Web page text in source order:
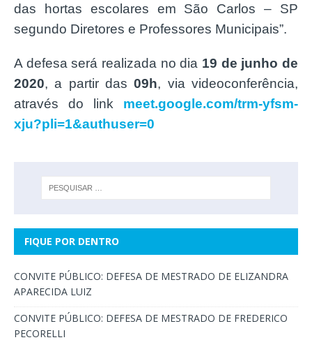
das hortas escolares em São Carlos – SP
segundo Diretores e Professores Municipais”.
A defesa será realizada no dia 19 de junho de
2020, a partir das09h, via videoconferência,
através do link meet.google.com/trm-yfsm-
xju?pli=1&authuser=0
FIQUE POR DENTRO
CONVITE PÚBLICO: DEFESA DE MESTRADO DE ELIZANDRA
APARECIDA LUIZ
CONVITE PÚBLICO: DEFESA DE MESTRADO DE FREDERICO
PECORELLI